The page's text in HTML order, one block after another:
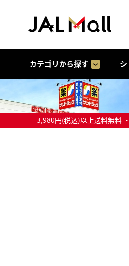
カテゴリから探す
3,980円(税込)以上送料無料